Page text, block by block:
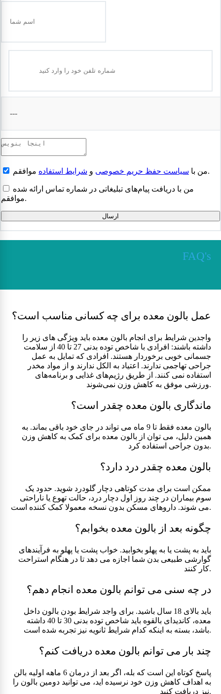
---
من با سیاست حفظ حریم خصوصی و شرایط استفاده موافقم.
موافقم.
ارسال
FAQ's
عمل بالون معده برای چه کسانی مناسب است؟
واجدین شرایط برای انجام بالون معده باید ویژگی های زیر را
داشته باشند: افرادی با شاخص توده بدنی 27 تا 40 از سلامت
جسمانی خوبی برخوردار هستند. افرادی که تمایل به عمل
جراحی تهاجمی ندارند. اعتیاد به الکل ندارند و از مواد مخدر
استفاده نمی کنند. از طریق رژیم‌های غذایی و برنامه‌های
ورزشی موفق به کاهش وزن نمی‌شوند.
ماندگاری بالون معده چقدر است؟
بالون معده فقط تا 9 ماه می تواند در جای خود باقی بماند. به
همین دلیل، می توان از بالون معده برای کمک به کاهش وزن
بدون جراحی استفاده کرد.
بالون معده چقدر درد دارد؟
ممکن است برای مدت کوتاهی دچار گلودرد شوید. حدود یک
سوم بیماران در چند روز اول دچار درد، حالت تهوع یا ناراحتی
می شوند. داروهای مسکن بدون نسخه معمولا کمک کننده است.
چگونه بعد از بالون معده بخوابم؟
باید به پشت یا به پهلو بخوابید. خواب پشت یا پهلو به فرآیندهای
گوارشی طبیعی بدن شما اجازه می دهد تا در هنگام استراحت
کار کنند.
در چه سنی می توانم بالون معده انجام دهم؟
باید بالای 18 سال باشید. برای واجد شرایط بودن بالون داخل
معده، کاندیدای بالقوه باید شاخص توده بدنی 30 تا 40 داشته
باشد، بسته به اینکه کدام شرایط ثانویه نیز تجربه شده است.
چند بار می توانم بالون معده دریافت کنم؟
پاسخ کوتاه این است که بله، اگر بعد از درمان 6 ماهه اولیه بالن
به اهداف کاهش وزن خود نرسیده اید، می توانید دومین بالون را
نیز دریافت کنید.